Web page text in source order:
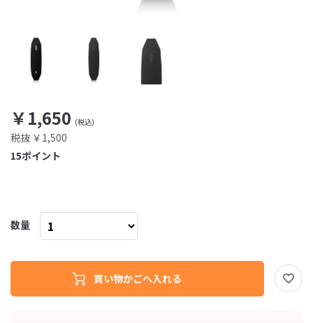
￥1,650
税抜 ￥1,500
ポイント
15
数量